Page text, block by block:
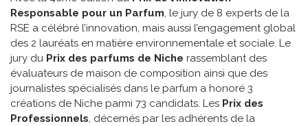
Responsable pour un Parfum, le jury de 8 experts de la
RSE a célébré l’innovation, mais aussi l’engagement global
des 2 lauréats en matière environnementale et sociale. Le
jury du Prix des parfums de Niche rassemblant des
évaluateurs de maison de composition ainsi que des
journalistes spécialisés dans le parfum a honoré 3
créations de Niche parmi 73 candidats. Les Prix des
Professionnels, décernés par les adhérents de la